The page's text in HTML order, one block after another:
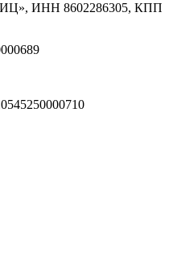
ИНН 8602286305, КПП